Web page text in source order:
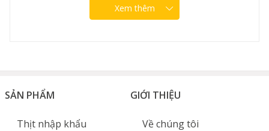
Xem thêm
SẢN PHẨM
Thịt nhập khẩu
GIỚI THIỆU
Về chúng tôi